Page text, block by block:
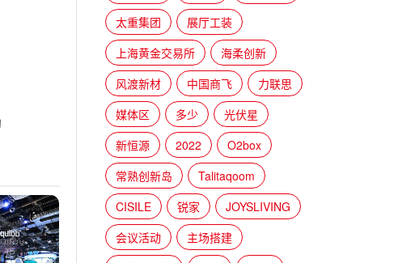
太重集团
展厅工装
上海黄金交易所
海柔创新
风渡新材
中国商飞
力联思
媒体区
多少
光伏星
新恒源
2022
O2box
常熟创新岛
Talitaqoom
CISILE
锐家
JOYSLIVING
会议活动
主场搭建